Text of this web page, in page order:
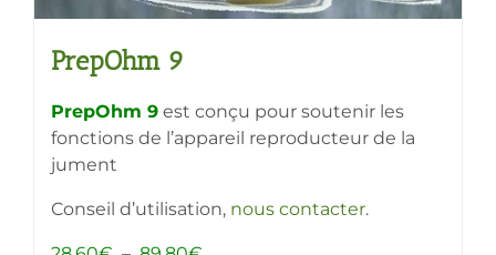
PrepOhm 9
PrepOhm 9 est conçu pour soutenir les
fonctions de l’appareil reproducteur de la
jument
Conseil d’utilisation, nous contacter.